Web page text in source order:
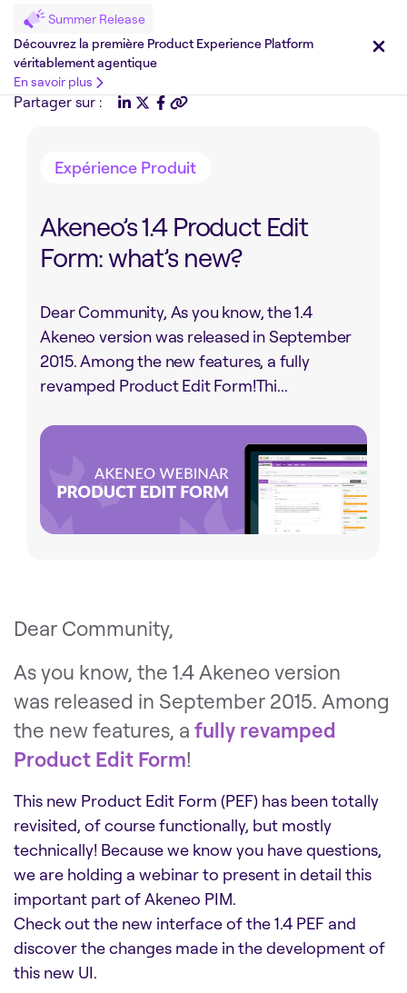
Summer Release
Découvrez la première Product Experience Platform
véritablement agentique
En savoir plus
Partager sur :
Expérience Produit
Akeneo’s 1.4 Product Edit
Form: what’s new?
Dear Community, As you know, the 1.4
Akeneo version was released in September
2015. Among the new features, a fully
revamped Product Edit Form!Thi...
Dear Community,
As you know, the 1.4 Akeneo version
was released in September 2015. Among
the new features, a fully revamped
Product Edit Form!
This new Product Edit Form (PEF) has been totally
revisited, of course functionally, but mostly
technically! Because we know you have questions,
we are holding a webinar to present in detail this
important part of Akeneo PIM.
Check out the new interface of the 1.4 PEF and
discover the changes made in the development of
this new UI.